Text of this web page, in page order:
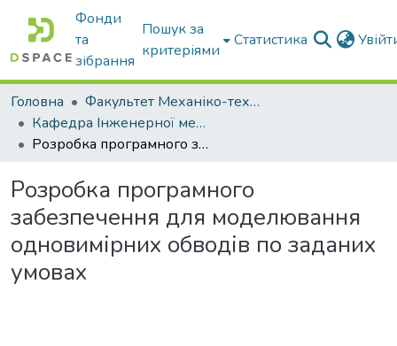
Фонди
та
зібрання
Пошук за
критеріями
Статистика
Головна
Факультет Механіко-технологічний
Кафедра Інженерної механіки та комп'ютерного проектування
Розробка програмного забезпечення для моделювання одновимірних обводів по заданих умовах
Розробка програмного
забезпечення для моделювання
одновимірних обводів по заданих
умовах